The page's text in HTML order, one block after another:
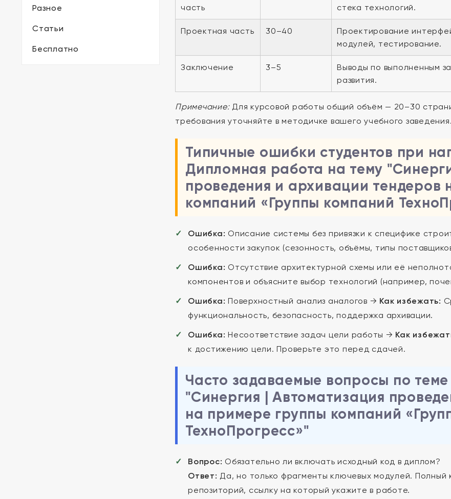
Разное
Статьи
Бесплатно
часть
стека технологий.
Проектная часть 30–40
Проектирование
модулей, тестирование.
Заключение 3–5
Выводы по выполненным
развития.
Примечание:Для курсовой работы общий объём — 20–30
требования уточняйте в методичке вашего учебного заведения.
Типичные ошибки студентов при
Дипломная работа на тему
проведения и архивации тендеров
компаний «Группы компаний
Ошибка: Описание системы без привязки к специфике
особенности закупок (сезонность, объёмы, типы
Ошибка: Отсутствие архитектурной схемы или её
компонентов и объясните выбор технологий (например,
Ошибка: Поверхностный анализ аналогов → Как избежать:
функциональность, безопасность, поддержка архивации.
Ошибка: Несоответствие задач цели работы → Как
к достижению цели. Проверьте это перед сдачей.
Часто задаваемые вопросы по
"Синергия | Автоматизация
на примере группы компаний
ТехноПрогресс»"
Вопрос: Обязательно ли включать исходный код в диплом?
Ответ: Да, но только фрагменты ключевых модулей. Полный
репозиторий, ссылку на который укажите в работе.